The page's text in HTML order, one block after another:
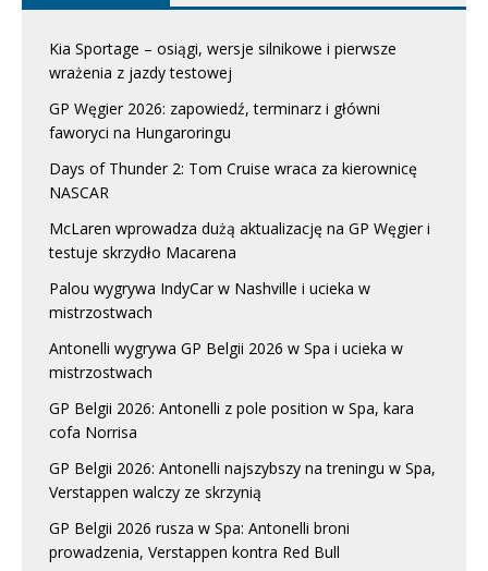
Kia Sportage – osiągi, wersje silnikowe i pierwsze
wrażenia z jazdy testowej
GP Węgier 2026: zapowiedź, terminarz i główni
faworyci na Hungaroringu
Days of Thunder 2: Tom Cruise wraca za kierownicę
NASCAR
McLaren wprowadza dużą aktualizację na GP Węgier i
testuje skrzydło Macarena
Palou wygrywa IndyCar w Nashville i ucieka w
mistrzostwach
Antonelli wygrywa GP Belgii 2026 w Spa i ucieka w
mistrzostwach
GP Belgii 2026: Antonelli z pole position w Spa, kara
cofa Norrisa
GP Belgii 2026: Antonelli najszybszy na treningu w Spa,
Verstappen walczy ze skrzynią
GP Belgii 2026 rusza w Spa: Antonelli broni
prowadzenia, Verstappen kontra Red Bull